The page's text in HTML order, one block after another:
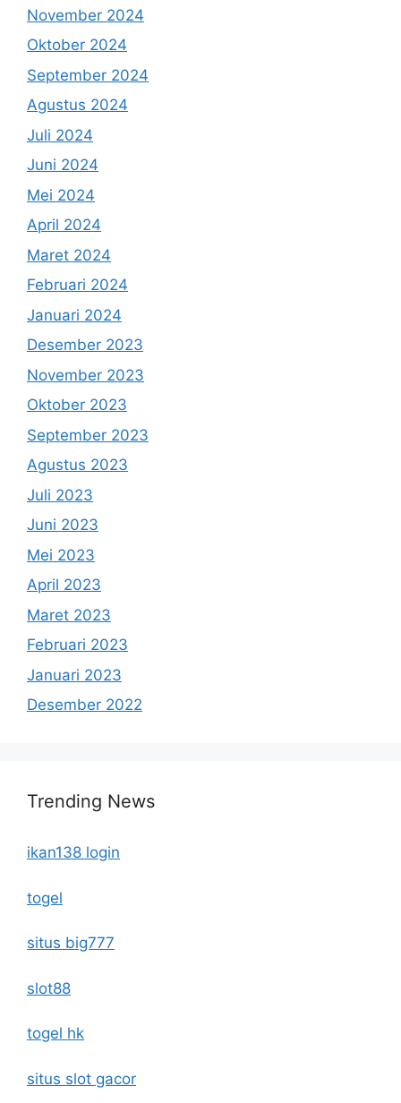
November 2024
Oktober 2024
September 2024
Agustus 2024
Juli 2024
Juni 2024
Mei 2024
April 2024
Maret 2024
Februari 2024
Januari 2024
Desember 2023
November 2023
Oktober 2023
September 2023
Agustus 2023
Juli 2023
Juni 2023
Mei 2023
April 2023
Maret 2023
Februari 2023
Januari 2023
Desember 2022
Trending News
ikan138 login
togel
situs big777
slot88
togel hk
situs slot gacor